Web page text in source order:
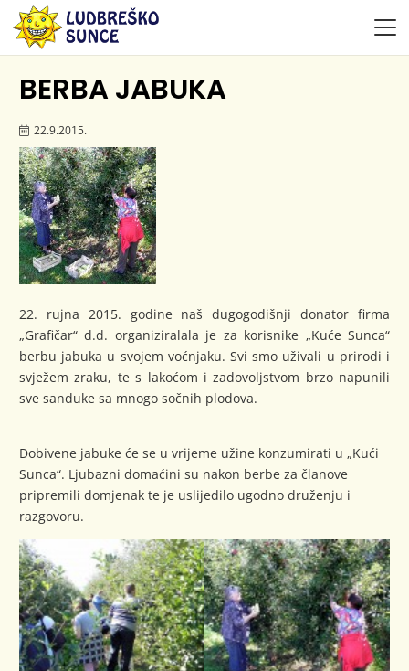
BERBA JABUKA
22.9.2015.
22. rujna 2015. godine naš dugogodišnji donator firma
„Grafičar“ d.d. organiziralala je za korisnike „Kuće Sunca“
berbu jabuka u svojem voćnjaku. Svi smo uživali u prirodi i
svježem zraku, te s lakoćom i zadovoljstvom brzo napunili
sve sanduke sa mnogo sočnih plodova.
Dobivene jabuke će se u vrijeme užine konzumirati u „Kući
Sunca“. Ljubazni domaćini su nakon berbe za članove
pripremili domjenak te je uslijedilo ugodno druženju i
razgovoru.